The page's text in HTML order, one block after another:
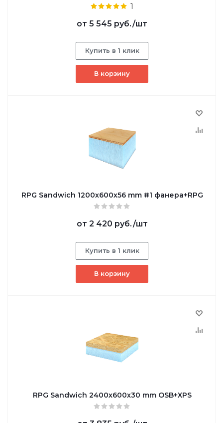
1
от 5 545 руб./шт
Купить в 1 клик
В корзину
RPG Sandwich 1200х600х56 mm #1 фанера+RPG
от 2 420 руб./шт
Купить в 1 клик
В корзину
RPG Sandwich 2400х600х30 mm OSB+XPS